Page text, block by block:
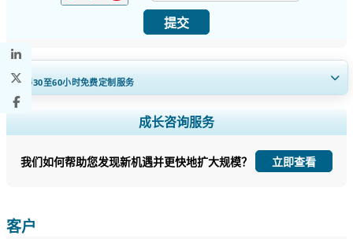
提交
获得30至60小时免费定制服务
扩大区域和国家覆盖范围， 细分市场分析， 公司简介， 竞争基准分析，
以及最终用户洞察。
立即定制
成长咨询服务
我们如何帮助您发现新机遇并更快地扩大规模？ 立即查看
客户